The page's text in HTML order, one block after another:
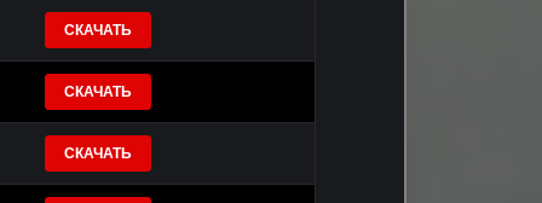
СКАЧАТЬ
СКАЧАТЬ
СКАЧАТЬ